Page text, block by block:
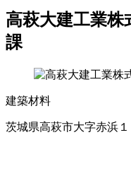
高萩大建工業
課
建築材料
茨城県高萩市大字赤浜１